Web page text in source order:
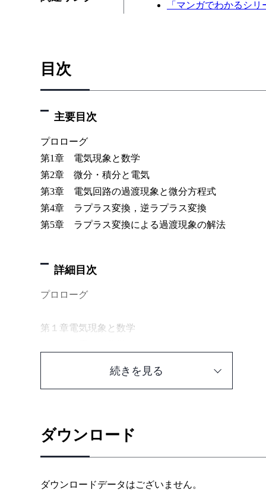
「マンガでわかるシ
目次
主要目次
プロローグ
第1章 電気現象と数学
第2章 微分・積分と電気
第3章 電気回路の過渡現象と微分方程式
第4章 ラプラス変換，逆ラプラス変換
第5章 ラプラス変換による過渡現象の解法
詳細目次
プロローグ
第１章電気現象と数学
電気の理論（数式）の重要性
交流の波形（正弦波）は、三角関数で表す
三角関数についてのおさらい
１－３ 指数関数と対数関数
続きを見る
ダウンロード
ダウンロードデータはございません。